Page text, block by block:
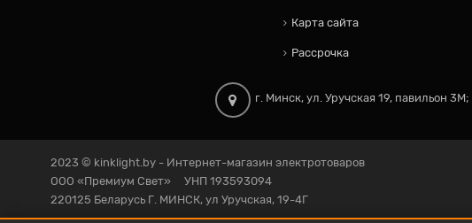
Карта сайта
Рассрочка
г. Минск, ул. Уручская 19, павильон 3М;
2023 © kinklight.by - Интернет-магазин электротоваров
ООО «Премиум Свет» УНП 193593094
220125 Беларусь Г. МИНСК, ул Уручская, 19-4Г